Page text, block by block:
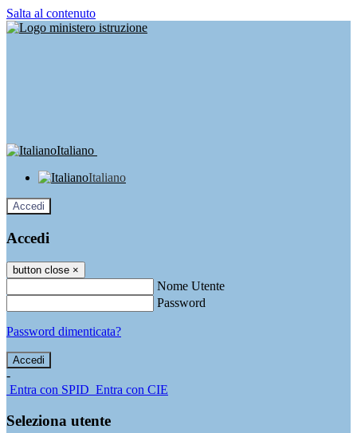
Salta al contenuto
Italiano
Italiano
Accedi
Accedi
button close ×
Nome Utente
Password
Password dimenticata?
-
Entra con SPID Entra con CIE
Seleziona utente